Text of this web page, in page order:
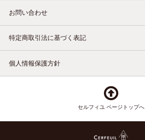
お問い合わせ
特定商取引法に基づく表記
個人情報保護方針
セルフィユ ページトップへ